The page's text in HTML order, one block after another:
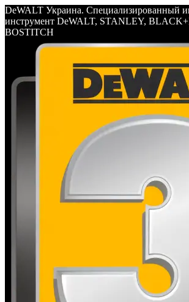
DeWALT Украина. Специализированный
инструмент DeWALT, STANLEY,
BOSTITCH